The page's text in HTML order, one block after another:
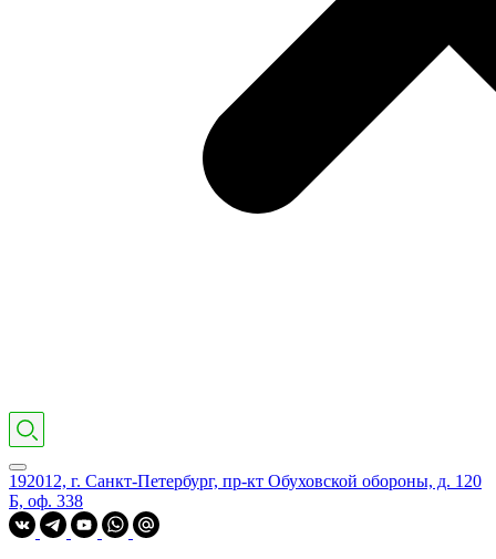
192012, г. Санкт-Петербург, пр-кт Обуховской обороны, д. 120
Б, оф. 338